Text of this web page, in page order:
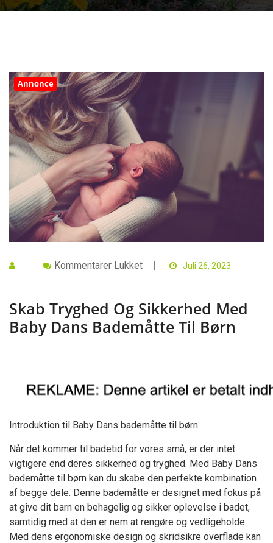
Annonce
Kommentarer LukketTil
Sikkerhed
Med
Baby
Dans
Juli 26, 2023
Skab Tryghed Og Sikkerhed Med
Baby Dans Bademåtte Til Børn
Introduktion til Baby Dans bademåtte til børn
Når det kommer til badetid for vores små, er der intet
vigtigere end deres sikkerhed og tryghed. Med Baby Dans
bademåtte til børn kan du skabe den perfekte kombination
af begge dele. Denne bademåtte er designet med fokus på
at give dit barn en behagelig og sikker oplevelse i badet,
samtidig med at den er nem at rengøre og vedligeholde.
Med dens ergonomiske design og skridsikre overflade kan